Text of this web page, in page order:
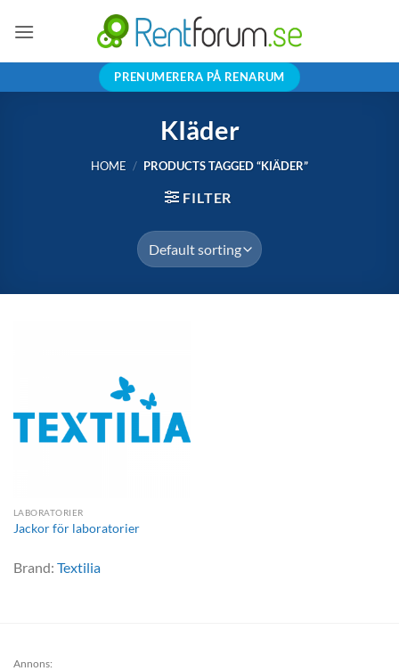
PRENUMERERA PÅ RENARUM
KIäder
HOME / PRODUCTS TAGGED “KIÄDER”
FILTER
LABORATORIER
Jackor för laboratorier
Brand: Textilia
Annons: